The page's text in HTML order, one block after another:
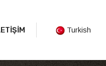
Turkish